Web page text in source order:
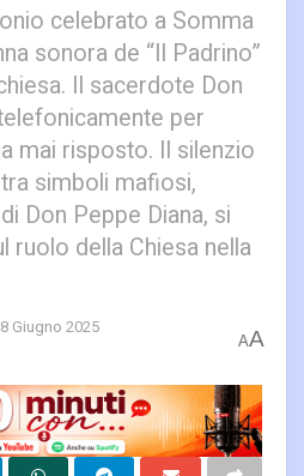
celebrato a Somma
sonora de “Il Padrino”
Il sacerdote Don
per
mai risposto. Il silenzio
simboli mafiosi,
Don Peppe Diana, si
ruolo della Chiesa nella
Giugno 2025
AA